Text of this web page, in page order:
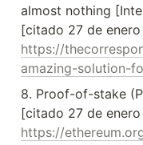
almost nothing
https://
amazing-solution-
8. Proof-of-stake
https://